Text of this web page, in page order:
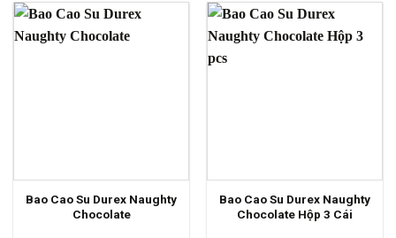
Bao Cao Su Durex Naughty
Chocolate
Bao Cao Su Durex Naughty
Chocolate Hộp 3 Cái